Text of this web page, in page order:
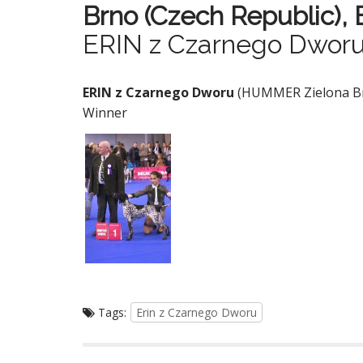
Brno (Czech Republic),
ERIN z Czarnego
ERIN z Czarnego Dworu (HUMMER Zielona
Winner
Tags: Erin z Czarnego Dworu